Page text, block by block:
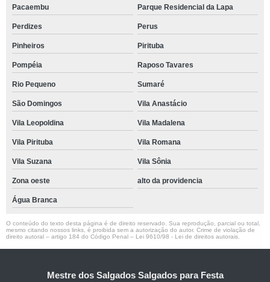
Pacaembu Parque Residencial da Lapa
Perdizes Perus
Pinheiros Pirituba
Pompéia Raposo Tavares
Rio Pequeno Sumaré
São Domingos Vila Anastácio
Vila Leopoldina Vila Madalena
Vila Pirituba Vila Romana
Vila Suzana Vila Sônia
Zona oeste alto da providencia
Água Branca
O conteúdo do texto desta página é de direito reservado. Sua reprodução, parcial ou total,
mesmo citando nossos links, é proibida sem a autorização do autor. Crime de violação de
direito autoral – artigo 184 do Código Penal – Lei 9610/98 - Lei de direitos autorais
Mestre dos Salgados Salgados para Festa